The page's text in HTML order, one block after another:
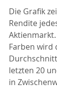
Die Grafik
Rendite
Farben wird
letzten 20
in